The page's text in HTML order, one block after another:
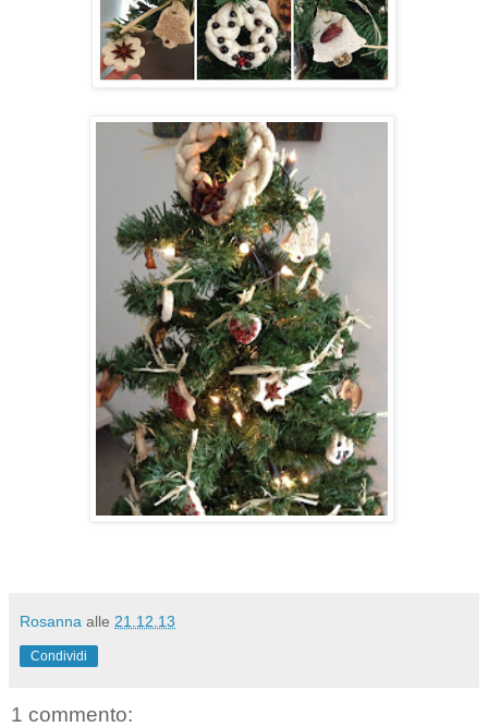
Rosanna alle 21.12.13
Condividi
1 commento: